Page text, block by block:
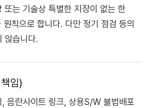
또는 기술상 특별한 지장이 없는 한
칙으로 합니다. 다만 정기 점검 등의
않습니다.
임)
음란사이트 링크, 상용S/W 불법배포